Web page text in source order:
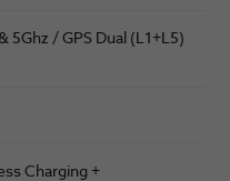
5Ghz / GPS Dual (L1+L5)
Charging +